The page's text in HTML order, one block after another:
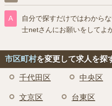
自分で探すだけではわから
士netさんにお願いをしてよ
市区町村を変更して求人を探
千代田区 中央区
文京区 台東区